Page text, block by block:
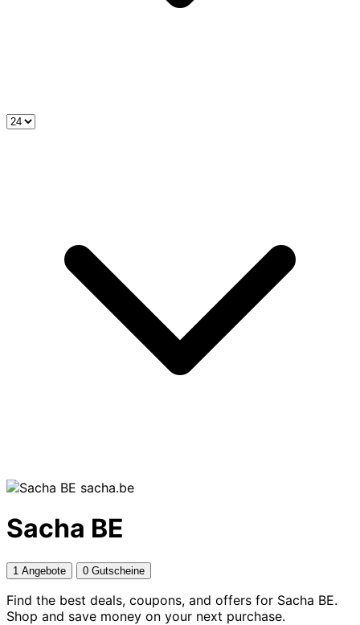
sacha.be
Sacha BE
1 Angebote 0 Gutscheine
Find the best deals, coupons, and offers for Sacha BE.
Shop and save money on your next purchase.